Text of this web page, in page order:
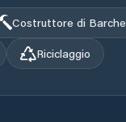
Costruttore di Barche
Riciclaggio